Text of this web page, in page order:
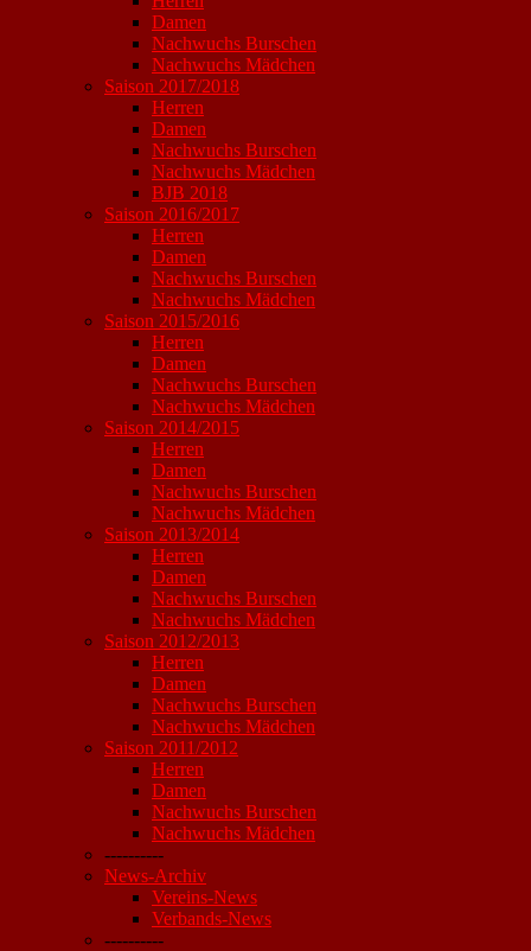
Damen
Nachwuchs Burschen
Nachwuchs Mädchen
Saison 2017/2018
Herren
Damen
Nachwuchs Burschen
Nachwuchs Mädchen
BJB 2018
Saison 2016/2017
Herren
Damen
Nachwuchs Burschen
Nachwuchs Mädchen
Saison 2015/2016
Herren
Damen
Nachwuchs Burschen
Nachwuchs Mädchen
Saison 2014/2015
Herren
Damen
Nachwuchs Burschen
Nachwuchs Mädchen
Saison 2013/2014
Herren
Damen
Nachwuchs Burschen
Nachwuchs Mädchen
Saison 2012/2013
Herren
Damen
Nachwuchs Burschen
Nachwuchs Mädchen
Saison 2011/2012
Herren
Damen
Nachwuchs Burschen
Nachwuchs Mädchen
----------
News-Archiv
Vereins-News
Verbands-News
----------